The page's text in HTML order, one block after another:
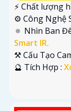
️⚡ Chất lượng
⚙ Công Nghệ
🔅 Nhìn Ban
Smart IR.
⚒ Cấu Tạo
️🔮 Tích Hợp :